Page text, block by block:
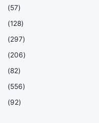
(57)
(128)
(297)
(206)
(82)
(556)
(92)